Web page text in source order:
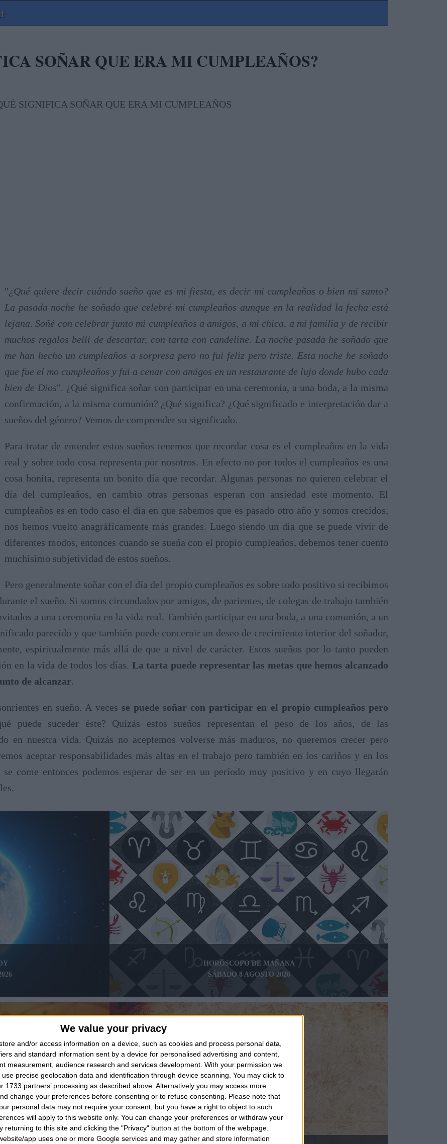
We value your privacy
and/or access information on a device, such as cookies and process personal data,
and standard information sent by a device for personalised advertising and content,
measurement, audience research and services development. With your permission we
precise geolocation data and identification through device scanning. You may click to
1733 partners’ processing as described above. Alternatively you may access more
change your preferences before consenting or to refuse consenting.
Please note that
personal data may not require your consent, but you have a right to object to such
will apply to this website only. You can change your preferences or withdraw your
returning to this site and clicking the "Privacy" button at the bottom of the webpage.
app uses one or more Google services and may gather and store information
SOÑAR QUE ERA MI CUMPLEAÑOS?
"¿Qué quiere decir cuándo sueño que es mi fiesta, es decir mi cumpleaños o bien mi santo?
La pasada noche he soñado que celebré mi cumpleaños aunque en la realidad la fecha está
lejana. Soñé con celebrar junto mi cumpleaños a amigos, a mi chica, a mi familia y de recibir
muchos regalos belli de descartar, con tarta con candeline. La noche pasada he soñado que
me han hecho un cumpleaños a sorpresa pero no fui feliz pero triste. Esta noche he soñado
que fue el mo cumpleaños y fui a cenar con amigos en un restaurante de lujo donde hubo cada
bien de Dios". ¿Qué significa soñar con participar en una ceremonia, a una boda, a la misma
confirmación, a la misma comunión? ¿Qué significa? ¿Qué significado e interpretación dar a
sueños del género? Vemos de comprender su significado.
Para tratar de entender estos sueños tenemos que recordar cosa es el cumpleaños en la vida
real y sobre todo cosa representa por nosotros. En efecto no por todos el cumpleaños es una
cosa bonita, representa un bonito día que recordar. Algunas personas no quieren celebrar el
día del cumpleaños, en cambio otras personas esperan con ansiedad este momento. El
cumpleaños es en todo caso el día en que sabemos que es pasado otro año y somos crecidos,
nos hemos vuelto anagráficamente más grandes. Luego siendo un día que se puede vivir de
diferentes modos, entonces cuando se sueña con el propio cumpleaños, debemos tener cuento
muchísimo subjetividad de estos sueños.
Pero generalmente soñar con el día del propio cumpleaños es sobre todo positivo si recibimos
el sueño. Si somos circundados por amigos, de parientes, de colegas de trabajo también
a una ceremonia en la vida real. También participar en una boda, a una comunión, a un
parecido y que también puede concernir un deseo de crecimiento interior del soñador,
espiritualmente más allá de que a nivel de carácter. Estos sueños por lo tanto pueden
en la vida de todos los días. La tarta puede representar las metas que hemos alcanzado
de alcanzar.
en sueño. A veces se puede soñar con participar en el propio cumpleaños pero
puede suceder éste? Quizás estos sueños representan el peso de los años, de las
en nuestra vida. Quizás no aceptemos volverse más maduros, no queremos crecer pero
aceptar responsabilidades más altas en el trabajo pero también en los cariños y en los
come entonces podemos esperar de ser en un período muy positivo y en cuyo llegarán
HORÓSCOPO DE MAÑANA
SÁBADO 8 AGOSTO 2026